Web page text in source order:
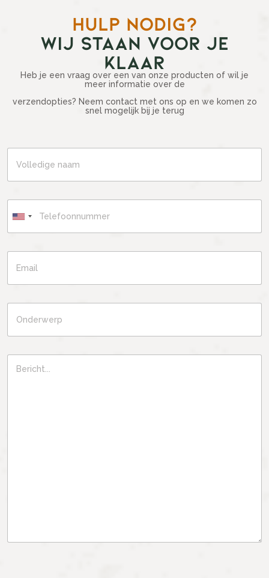
HULP NODIG?
WIJ STAAN VOOR JE
KLAAR
Heb je een vraag over een van onze producten of wil je
meer informatie over de
verzendopties? Neem contact met ons op en we komen zo
snel mogelijk bij je terug